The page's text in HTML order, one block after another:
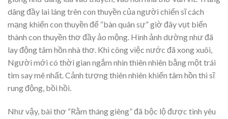
dâng đầy lai láng trên con thuyền của người chiến sĩ cách
mạng khiến con thuyền để “bàn quân sự” giờ đây vụt biến
thành con thuyền thơ đầy ảo mộng. Hình ảnh dường như đã
lay động tâm hồn nhà thơ. Khi công việc nước đã xong xuôi,
Người mới có thời gian ngắm nhìn thiên nhiên bằng một trái
tim say mê nhất. Cảnh tượng thiên nhiên khiến tâm hồn thi sĩ
rung động, bồi hồi.
Như vậy, bài thơ “Rằm tháng giêng” đã bộc lộ được tình yêu